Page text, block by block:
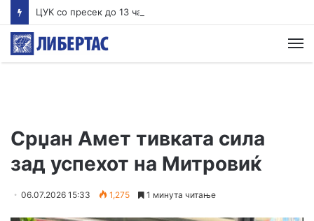
Срџан Амет тивката сила
зад успехот на Митровиќ
06.07.2026 15:33 1,275 1 минута читање